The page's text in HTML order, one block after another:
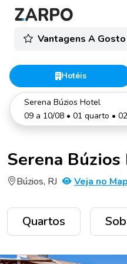
Vantagens A Gosto
Hotéis
Serena Búzios Hotel
09 a 10/08 • 01 quarto •
Serena
Búzios, RJ Veja no
Quartos